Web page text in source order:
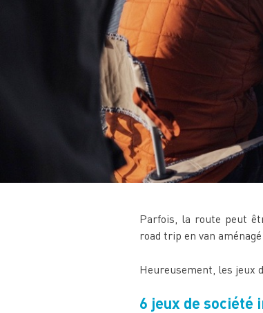
Parfois, la route peut
road trip en van
Heureusement, les jeux
6 jeux de société